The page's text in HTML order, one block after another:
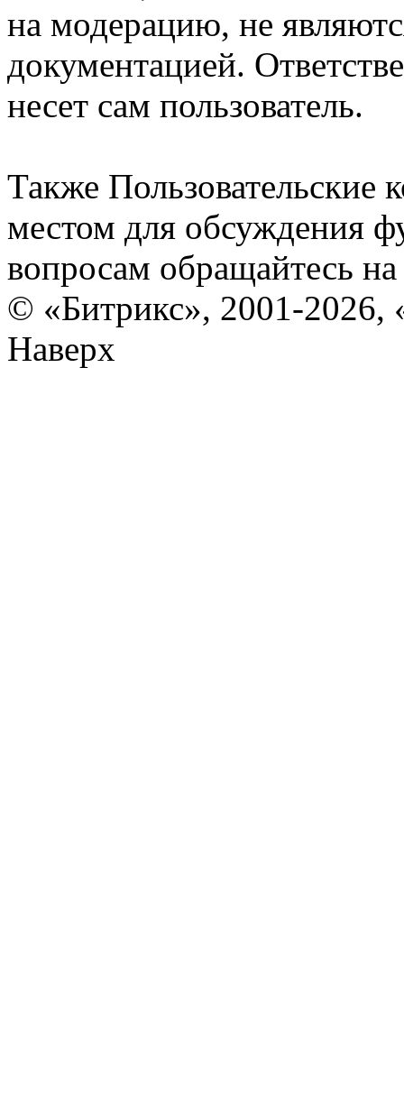
на модерацию, не
документацией.
несет сам пользователь.
Также Пользовательские
местом для обсуждения
вопросам обращайтесь
© «Битрикс», 2001-2026,
Наверх